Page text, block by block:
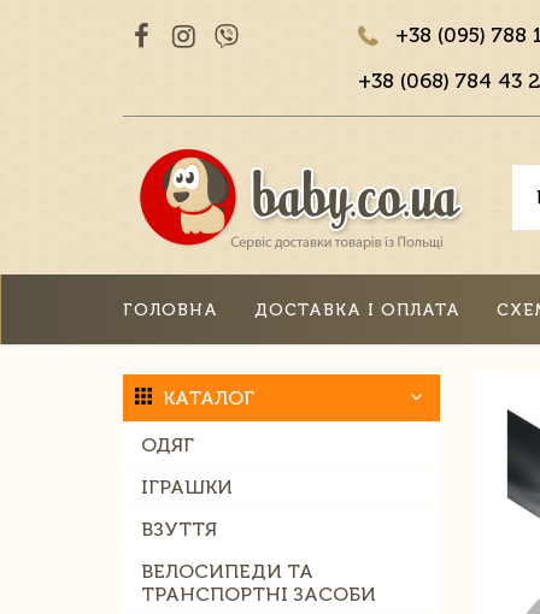
+38 (095) 788
+38 (068) 784 43
ГОЛОВНА ДОСТАВКА І ОПЛАТА
КАТАЛОГ
ОДЯГ
ІГРАШКИ
ВЗУТТЯ
ВЕЛОСИПЕДИ ТА
ТРАНСПОРТНІ ЗАСОБИ